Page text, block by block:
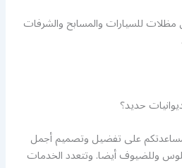
للسيارات والمسابح والشرفات
حديد؟
على تفضيل وتصميم أجمل
وللضيوف أيضا. وتتعدد الخدمات